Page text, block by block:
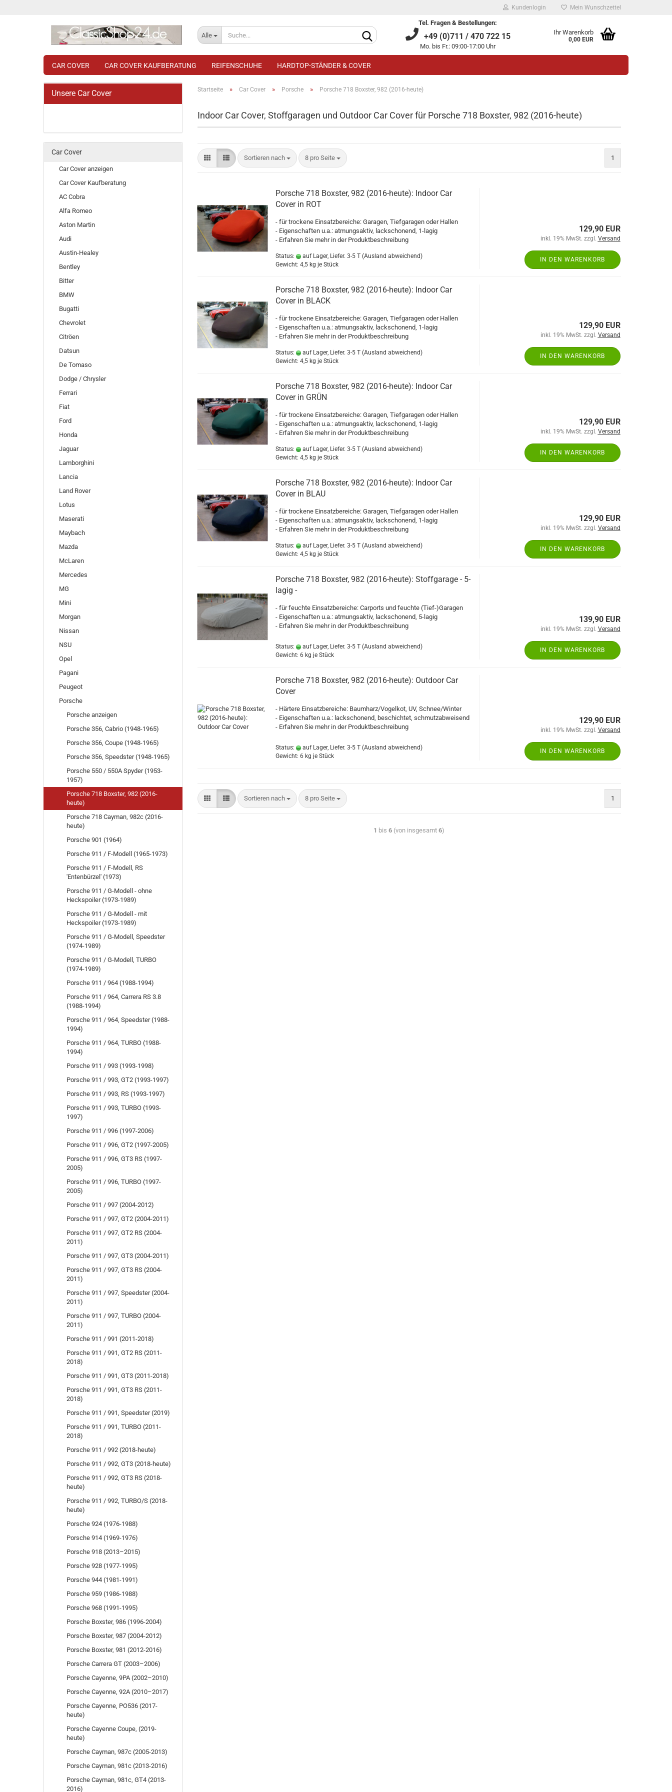
Kundenlogin
Kundenkonto anlegen
Mein Wunschzettel
Alle
Tel. Fragen & Bestellungen:
+49 (0)711 / 470 722 15
Mo. bis Fr.: 09:00-17:00 Uhr
Ihr Warenkorb
0,00 EUR
CAR COVER CAR COVER KAUFBERATUNG REIFENSCHUHE HARDTOP-STÄNDER & COVER
Startseite » Car Cover » Porsche » Porsche 718 Boxster, 982 (2016-heute)
Indoor Car Cover, Stoffgaragen und Outdoor Car Cover für Porsche 718 Boxster, 982 (2016-heute)
Sortieren nach 8 pro Seite 1
Porsche 718 Boxster, 982 (2016-heute): Indoor Car
Cover in ROT
- für trockene Einsatzbereiche: Garagen, Tiefgaragen oder Hallen
- Eigenschaften u.a.: atmungsaktiv, lackschonend, 1-lagig
- Erfahren Sie mehr in der Produktbeschreibung
Status: auf Lager, Liefer. 3-5 T (Ausland abweichend)
Gewicht: 4,5kg je Stück
129,90 EUR
inkl. 19% MwSt. zzgl. Versand
IN DEN WARENKORB
Porsche 718 Boxster, 982 (2016-heute): Indoor Car
Cover in BLACK
- für trockene Einsatzbereiche: Garagen, Tiefgaragen oder Hallen
- Eigenschaften u.a.: atmungsaktiv, lackschonend, 1-lagig
- Erfahren Sie mehr in der Produktbeschreibung
Status: auf Lager, Liefer. 3-5 T (Ausland abweichend)
Gewicht: 4,5kg je Stück
129,90 EUR
inkl. 19% MwSt. zzgl. Versand
IN DEN WARENKORB
Porsche 718 Boxster, 982 (2016-heute): Indoor Car
Cover in GRÜN
- für trockene Einsatzbereiche: Garagen, Tiefgaragen oder Hallen
- Eigenschaften u.a.: atmungsaktiv, lackschonend, 1-lagig
- Erfahren Sie mehr in der Produktbeschreibung
Status: auf Lager, Liefer. 3-5 T (Ausland abweichend)
Gewicht: 4,5kg je Stück
129,90 EUR
inkl. 19% MwSt. zzgl. Versand
IN DEN WARENKORB
Porsche 718 Boxster, 982 (2016-heute): Indoor Car
Cover in BLAU
- für trockene Einsatzbereiche: Garagen, Tiefgaragen oder Hallen
- Eigenschaften u.a.: atmungsaktiv, lackschonend, 1-lagig
- Erfahren Sie mehr in der Produktbeschreibung
Status: auf Lager, Liefer. 3-5 T (Ausland abweichend)
Gewicht: 4,5kg je Stück
129,90 EUR
inkl. 19% MwSt. zzgl. Versand
IN DEN WARENKORB
Porsche 718 Boxster, 982 (2016-heute): Stoffgarage - 5-
lagig -
- für feuchte Einsatzbereiche: Carports und feuchte (Tief-)Garagen
- Eigenschaften u.a.: atmungsaktiv, lackschonend, 5-lagig
- Erfahren Sie mehr in der Produktbeschreibung
Status: auf Lager, Liefer. 3-5 T (Ausland abweichend)
Gewicht: 6 kg je Stück
139,90 EUR
inkl. 19% MwSt. zzgl. Versand
IN DEN WARENKORB
Porsche 718 Boxster, 982 (2016-heute): Outdoor Car
Cover
- Härtere Einsatzbereiche: Baumharz/Vogelkot, UV, Schnee/Winter
- Eigenschaften u.a.: lackschonend, beschichtet, schmutzabweisend
- Erfahren Sie mehr in der Produktbeschreibung
Status: auf Lager, Liefer. 3-5 T (Ausland abweichend)
Gewicht: 6 kg je Stück
129,90 EUR
inkl. 19% MwSt. zzgl. Versand
IN DEN WARENKORB
Sortieren nach 8 pro Seite 1
1 bis6 (von insgesamt6)
Unsere Car Cover
Car Cover
Car Cover anzeigen
Car Cover Kaufberatung
AC Cobra
Alfa Romeo
Aston Martin
Audi
Austin-Healey
Bentley
Bitter
BMW
Bugatti
Chevrolet
Citröen
Datsun
De Tomaso
Dodge / Chrysler
Ferrari
Fiat
Ford
Honda
Jaguar
Lamborghini
Lancia
Land Rover
Lotus
Maserati
Maybach
Mazda
McLaren
Mercedes
MG
Mini
Morgan
Nissan
NSU
Opel
Pagani
Peugeot
Porsche
Porsche anzeigen
Porsche 356, Cabrio (1948-1965)
Porsche 356, Coupe (1948-1965)
Porsche 356, Speedster (1948-1965)
Porsche 550 / 550A Spyder (1953-
1957)
Porsche 718 Boxster, 982 (2016-
heute)
Porsche 718 Cayman, 982c (2016-
heute)
Porsche 901 (1964)
Porsche 911 / F-Modell (1965-1973)
Porsche 911 / F-Modell, RS
'Entenbürzel' (1973)
Porsche 911 / G-Modell - ohne
Heckspoiler (1973-1989)
Porsche 911 / G-Modell - mit
Heckspoiler (1973-1989)
Porsche 911 / G-Modell, Speedster
(1974-1989)
Porsche 911 / G-Modell, TURBO
(1974-1989)
Porsche 911 / 964 (1988-1994)
Porsche 911 / 964, Carrera RS 3.8
(1988-1994)
Porsche 911 / 964, Speedster (1988-
1994)
Porsche 911 / 964, TURBO (1988-
1994)
Porsche 911 / 993 (1993-1998)
Porsche 911 / 993, GT2 (1993-1997)
Porsche 911 / 993, RS (1993-1997)
Porsche 911 / 993, TURBO (1993-
1997)
Porsche 911 / 996 (1997-2006)
Porsche 911 / 996, GT2 (1997-2005)
Porsche 911 / 996, GT3 RS (1997-
2005)
Porsche 911 / 996, TURBO (1997-
2005)
Porsche 911 / 997 (2004-2012)
Porsche 911 / 997, GT2 (2004-2011)
Porsche 911 / 997, GT2 RS (2004-
2011)
Porsche 911 / 997, GT3 (2004-2011)
Porsche 911 / 997, GT3 RS (2004-
2011)
Porsche 911 / 997, Speedster (2004-
2011)
Porsche 911 / 997, TURBO (2004-
2011)
Porsche 911 / 991 (2011-2018)
Porsche 911 / 991, GT2 RS (2011-
2018)
Porsche 911 / 991, GT3 (2011-2018)
Porsche 911 / 991, GT3 RS (2011-
2018)
Porsche 911 / 991, Speedster (2019)
Porsche 911 / 991, TURBO (2011-
2018)
Porsche 911 / 992 (2018-heute)
Porsche 911 / 992, GT3 (2018-heute)
Porsche 911 / 992, GT3 RS (2018-
heute)
Porsche 911 / 992, TURBO/S (2018-
heute)
Porsche 924 (1976-1988)
Porsche 914 (1969-1976)
Porsche 918 (2013–2015)
Porsche 928 (1977-1995)
Porsche 944 (1981-1991)
Porsche 959 (1986-1988)
Porsche 968 (1991-1995)
Porsche Boxster, 986 (1996-2004)
Porsche Boxster, 987 (2004-2012)
Porsche Boxster, 981 (2012-2016)
Porsche Carrera GT (2003–2006)
Porsche Cayenne, 9PA (2002–2010)
Porsche Cayenne, 92A (2010–2017)
Porsche Cayenne, PO536 (2017-
heute)
Porsche Cayenne Coupe, (2019-
heute)
Porsche Cayman, 987c (2005-2013)
Porsche Cayman, 981c (2013-2016)
Porsche Cayman, 981c, GT4 (2013-
2016)